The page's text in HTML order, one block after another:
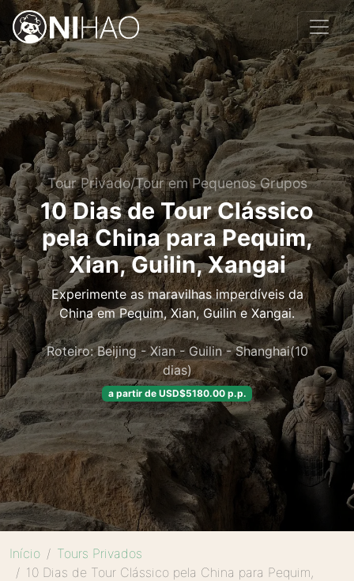
Tour Privado/Tour em Pequenos Grupos
10 Dias de Tour Clássico
pela China para Pequim,
Xian, Guilin, Xangai
Experimente as maravilhas imperdíveis da
China em Pequim, Xian, Guilin e Xangai.
Roteiro: Beijing - Xian - Guilin - Shanghai(10
dias)
a partir de USD$5180.00 p.p.
Início
Tours Privados
10 Dias de Tour Clássico pela China para Pequim,